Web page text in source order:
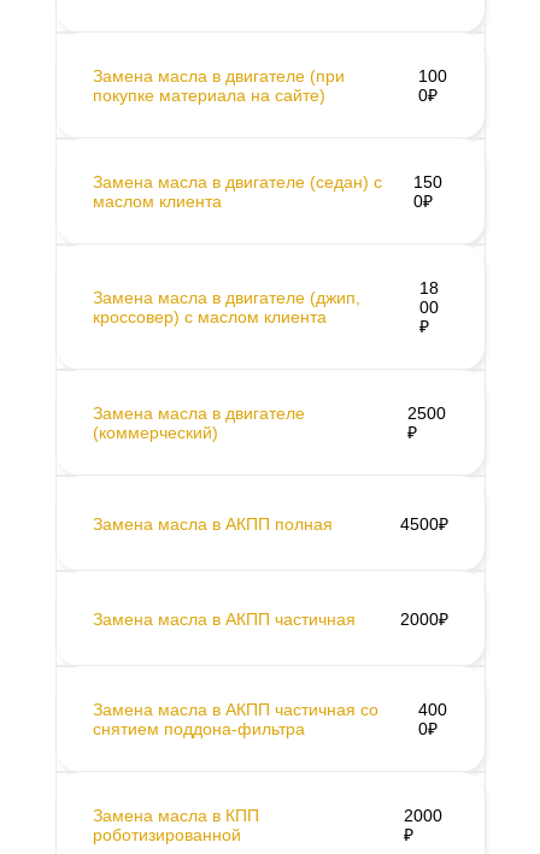
Замена масла в двигателе (при
покупке материала на сайте)
100
0₽
Замена масла в двигателе (седан) c
маслом клиента
150
0₽
Замена масла в двигателе (джип,
кроссовер) с маслом клиента
18
00
₽
Замена масла в двигателе
(коммерческий)
2500
₽
Замена масла в АКПП полная 4500₽
Замена масла в АКПП частичная 2000₽
Замена масла в АКПП частичная со
снятием поддона-фильтра
400
0₽
Замена масла в КПП
роботизированной
2000
₽